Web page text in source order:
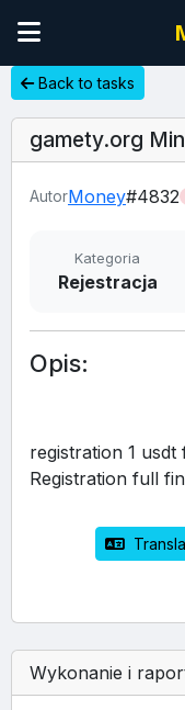
Back to tasks
gamety.org
AutorMoney#4832
Kategoria
Rejestracja
Opis:
registration 1 usdt
Registration full
Wykonanie i